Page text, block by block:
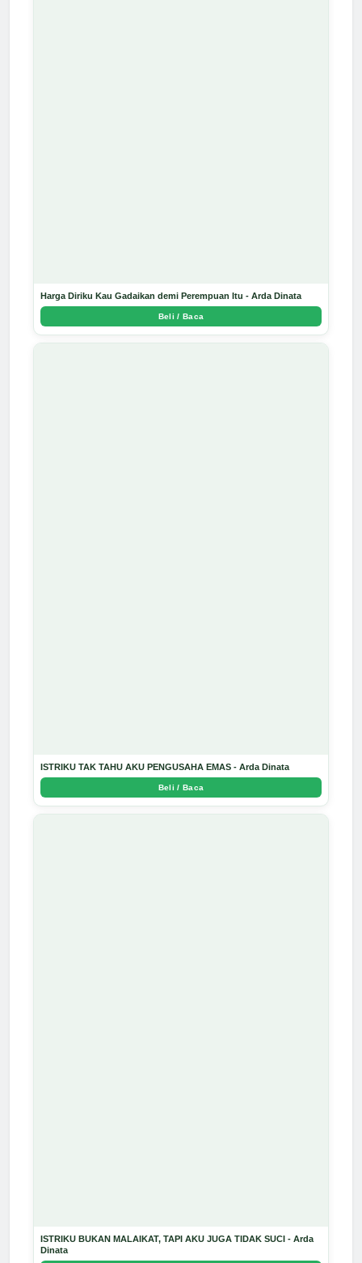
Harga Diriku Kau Gadaikan demi Perempuan Itu - Arda Dinata
Beli / Baca
ISTRIKU TAK TAHU AKU PENGUSAHA EMAS - Arda Dinata
Beli / Baca
ISTRIKU BUKAN MALAIKAT, TAPI AKU JUGA TIDAK SUCI - Arda
Dinata